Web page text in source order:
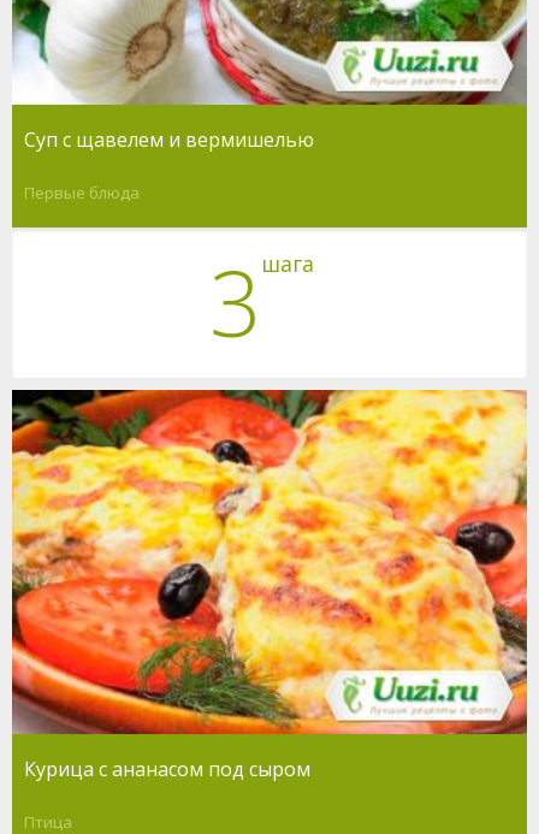
Суп с щавелем и вермишелью
Первые блюда
3 шага
Курица с ананасом под сыром
Птица